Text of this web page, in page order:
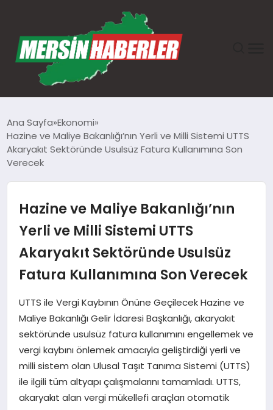
GÜNDEM
SAĞLIK
TEKNOLOJI
SPOR
YAŞAM
EĞITIM
Ana Sayfa Ekonomi
Hazine ve Maliye Bakanlığı’nın Yerli ve Milli Sistemi UTTS
Akaryakıt Sektöründe Usulsüz Fatura Kullanımına Son
Verecek
Hazine ve Maliye Bakanlığı’nın
Yerli ve Milli Sistemi UTTS
Akaryakıt Sektöründe Usulsüz
Fatura Kullanımına Son Verecek
UTTS ile Vergi Kaybının Önüne Geçilecek Hazine ve
Maliye Bakanlığı Gelir İdaresi Başkanlığı, akaryakıt
sektöründe usulsüz fatura kullanımını engellemek ve
vergi kaybını önlemek amacıyla geliştirdiği yerli ve
milli sistem olan Ulusal Taşıt Tanıma Sistemi (UTTS)
ile ilgili tüm altyapı çalışmalarını tamamladı. UTTS,
akaryakıt alan vergi mükellefi araçları otomatik